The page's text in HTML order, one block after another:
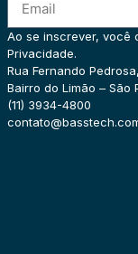
Ao se inscrever, você
Privacidade.
Rua Fernando
Bairro do Limão – São
(11) 3934-4800